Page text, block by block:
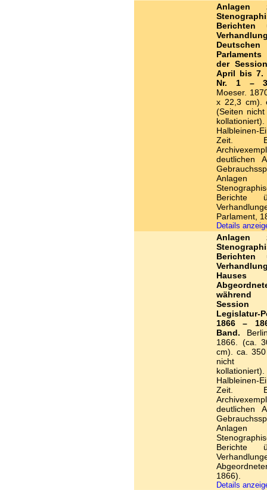
Anlagen
Berichten
der
April bis 7.
Nr. 1 –
Moeser.
x 22,3 cm).
(Seiten nicht
Halbleinen-
Zeit.
deutlichen
Anlagen
Berichte
Parlament,
Details
Anlagen
Berichten
Legislatur-
1866 –
Band.
1866. (ca.
cm). ca.
nicht
Halbleinen-
Zeit.
deutlichen
Anlagen
Berichte
1866).
Details